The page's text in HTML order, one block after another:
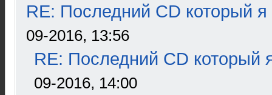
RE: Последний CD который я
09-2016, 13:56
RE: Последний CD который
09-2016, 14:00